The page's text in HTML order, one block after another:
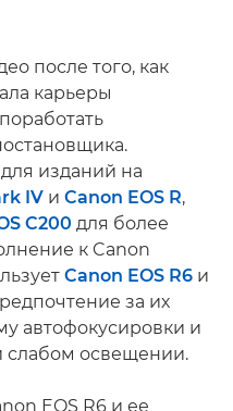
после того, как
карьеры
изданий на
IV и Canon EOS R,
C200 для более
к Canon
Canon EOS R6 и
за их
автофокусировки и
слабом освещении.
EOS R6 и ее